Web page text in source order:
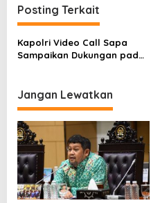
a
s
i
o
s
Posting Terkait
Kapolri Video Call Sapa
Sampaikan Dukungan pada
Jangan Lewatkan